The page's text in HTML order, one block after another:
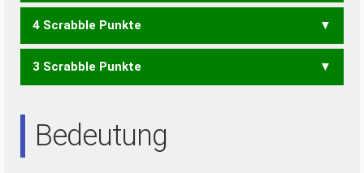
FEI FES FIS FIT
4 Scrabble Punkte
EIST SEIT SITE
3 Scrabble Punkte
Bedeutung